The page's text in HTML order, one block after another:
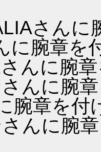
さん
に腕章を
さんに腕
さんに腕
腕章を
さんに腕